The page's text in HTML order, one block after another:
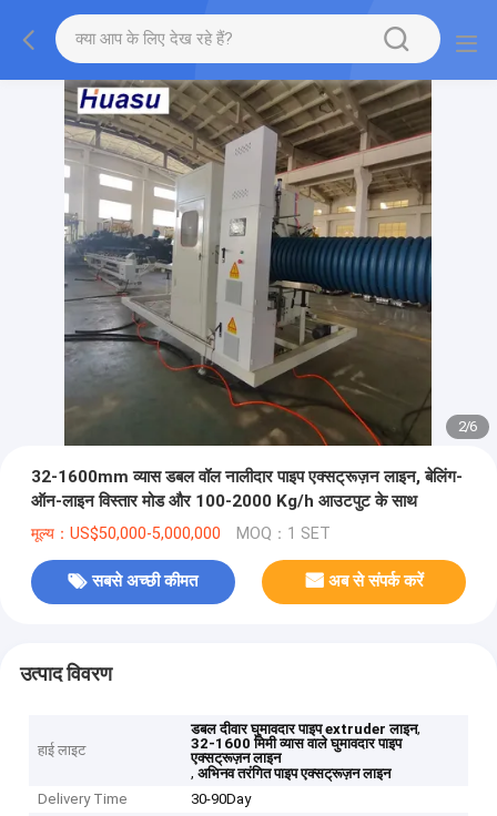
2/6
32-1600mm व्यास डबल वॉल नालीदार पाइप एक्सट्रूज़न लाइन, बेलिंग-
ऑन-लाइन विस्तार मोड और 100-2000 Kg/h आउटपुट के साथ
मूल्य：US$50,000-5,000,000 MOQ：1 SET
सबसे अच्छी कीमत अब से संपर्क करें
उत्पाद विवरण
हाई लाइट
डबल दीवार घुमावदार पाइप extruder लाइन,
32-1600 मिमी व्यास वाले घुमावदार पाइप
एक्सट्रूज़न लाइन
,अभिनव तरंगित पाइप एक्सट्रूज़न लाइन
Delivery Time
30-90Day